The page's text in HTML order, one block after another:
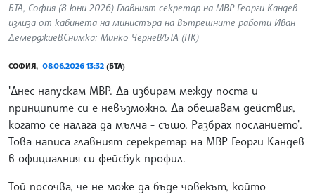
БТА, София (8 юни 2026) Главният секретар на МВР Георги Кандев
излиза от кабинета на министъра на вътрешните работи Иван
Демерджиев.Снимка: Минко Чернев/БТА (ПК)
СОФИЯ, 08.06.2026 13:32 (БТА)
"Днес напускам МВР. Да избирам между поста и
принципите си е невъзможно. Да обещавам действия,
когато се налага да мълча - също. Разбрах посланието".
Това написа главният серекретар на МВР Георги Кандев
в официалния си фейсбук профил.
Той посочва, че не може да бъде човекът, който